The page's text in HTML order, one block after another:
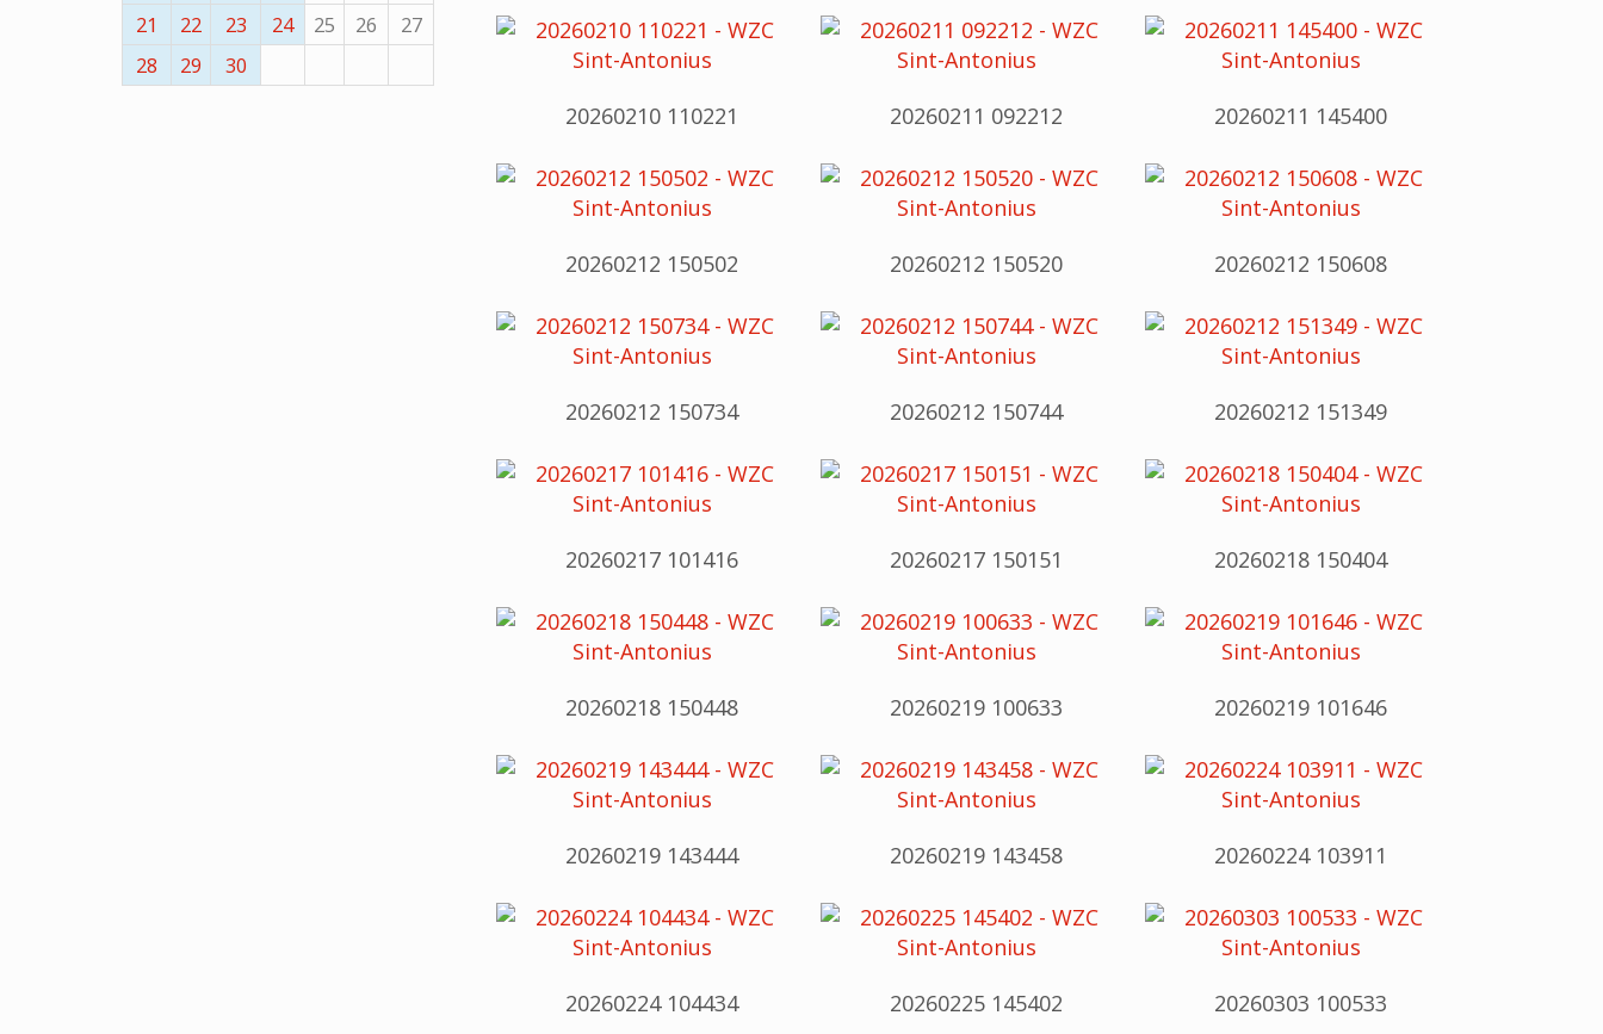
21
22 23 24 25 26
27
28
29 30
20260210 110221 20260211 092212 20260211 145400
20260212 150502 20260212 150520 20260212 150608
20260212 150734 20260212 150744 20260212 151349
20260217 101416 20260217 150151 20260218 150404
20260218 150448 20260219 100633 20260219 101646
20260219 143444 20260219 143458 20260224 103911
20260224 104434 20260225 145402 20260303 100533